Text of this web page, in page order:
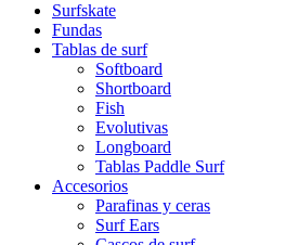
Surfskate
Fundas
Tablas de surf
Softboard
Shortboard
Fish
Evolutivas
Longboard
Tablas Paddle Surf
Accesorios
Parafinas y ceras
Surf Ears